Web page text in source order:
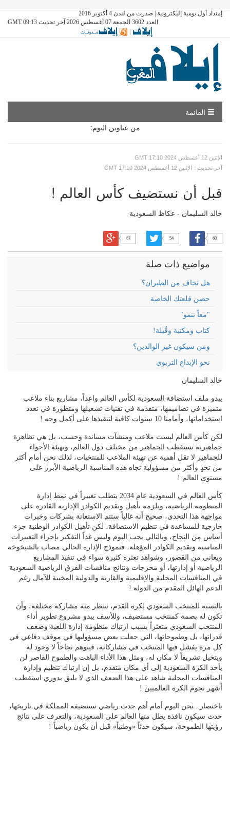
إمتداد أول يومية إليكترونية | صدرت من لندن 4 أكتوبر 2016
العدد 3602 الجمعة 07 أغسطس 2026 آخر تحديث GMT 09:13
|
القائمة
من عناوين اليوم:
GMT الإثنين 12 أغسطس 2024 17:10
GMT الإثنين 12 أغسطس 2024 17:10
: آخر تحديث
قبل أن نستضيف كأس العالم !
خالد السليمان - عكاظ السعودية
60
54
67
مواضيع ذات صلة
هل تخاف من الطيران؟
حصن قلعتك الخاصة
"معاً ننمو"
كتاب ومكتبة وقُبلة!
ومن سيكون غير الوالدين؟
نحو الإبداع التربوي
خالد السليمان
يبدو ملف استضافة السعودية لكأس العالم واعداً، مشاريع بناء ملاعب
متميزة في تصاميمها، متقدمة في تقنيات تشغيلها ومتطورة في تعدد
استخداماتها، وأمامنا 10 سنوات كافية لتنفيذها على أكمل وجه !
لكن كأس العالم ليست ملاعب ومنشآت مساندة وحسب، بل هي تظاهرة
جماهيرية تستقطب الجماهير من مختلف دول العالم، وتهيئة الأجواء
للجماهير لا تقل أهمية عن تهيئة الملاعب للمنتخبات، لذلك نحن أمام أكثر
من تحدٍ وأكثر من مسؤولية تجاه هذه المناسبة الرياضية الأبرز على
مستوى العالم !
كأس العالم في السعودية عام 2034 يتطلب تغييراً في نمط إدارة
المنظومة الرياضية، ويلزمه تأهيل وتقديم الكوادر الإدارية القادرة على
مواجهة هذا التحدي، صحيح أنه غالباً ستتم الاستعانة بشركات وخبرات
خارجية للمساعدة في تنظيم الاستضافة، لكن تأهيل الكوادر الوطنية جزء
أساس من النجاح، وبالتالي يجب اليوم وليس غداً التفكير بإجراء التغييرات
المناسبة وتقديم الكوادر المؤهلة، فنموذج الإدارة الحالي مصاب بالشيخوخة
ويعاني من القصور، وشواهد تعثره كثيرة سواء في تنفيذ المشاريع
الرياضية أو إدارتها، أو مخرجات ونتائج منافسات الفرق الرياضية السعودية
في المنافسات المحلية والإقليمية والقارية والدولية المخيبة للآمال رغم
الدعم الهائل المقدم من الدولة !
بالنسبة للمنتخب السعودي لكرة القدم، ننتظر منه مشاركة مختلفة، وأن
تكون له بصمة كمنتخب مستضيف، وللأسف يبدو مشروع تطوير أداء
المنتخب السعودي متعثراً بسبب ارتباك منظومة إدارة اللعبة وضعف
قدراتها، بل وطموحاتها، التي جعلت بعض مسؤوليها في موقف دفاعي في
كل مرة يفشل فيها المنتخب في مشاركاته، فيتوهم نجاحاً لا وجود له
ويتخيل تشريفاً لا مكان له، ومثل هذا الأداء الباهت والطموح القاصر لن
يأخذ الكرة السعودية إلى أي مكان متقدم، بل إن ارتباك تنظيم وإدارة
المنافسات المحلية شاهد على هذا الضعف الذي لا يليق بدوري استقطب
أشهر نجوم الكرة العالميين !
باختصار.. نحن اليوم أمام أهم حدث رياضي تستضيفه المملكة في تاريخها،
حدث سيكون نافذة يطل منها العالم على السعودية، والتعرف على نتائج
رؤيتها الطموحة، سيكون حدثاً «وطنياً» قبل أن يكون رياضياً !